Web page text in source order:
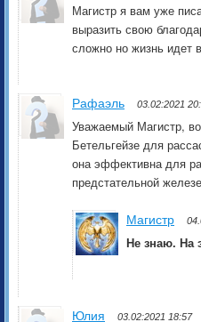
Магистр я вам уже
выразить свою
сложно но жизнь идет
Рафаэль 03.02:2021
Уважаемый Магистр,
Бетельгейзе для
она эффективна для
предстательной
Магистр
Не знаю. На
Юлия 03.02:2021 18:57